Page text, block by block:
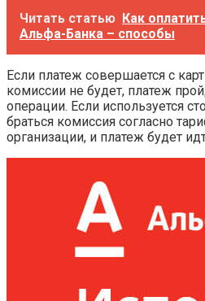
Читать статью Как
Альфа-Банка – способы
Если платеж совершается с
комиссии не будет, платеж
операции. Если используется
браться комиссия согласно
организации, и платеж будет